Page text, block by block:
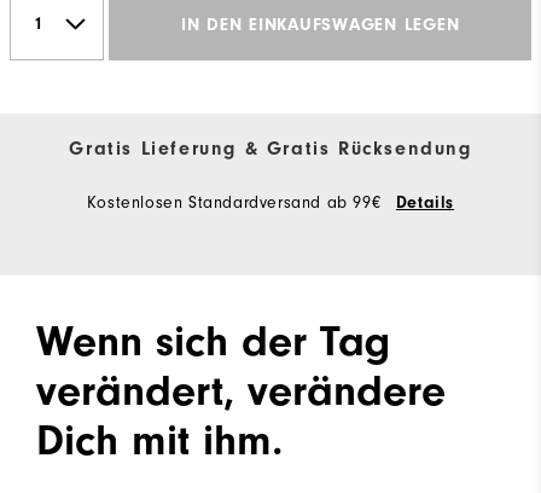
IN DEN EINKAUFSWAGEN LEGEN
Gratis Lieferung & Gratis Rücksendung
Kostenlosen Standardversand ab 99€ Details
Wenn sich der Tag
verändert, verändere
Dich mit ihm.